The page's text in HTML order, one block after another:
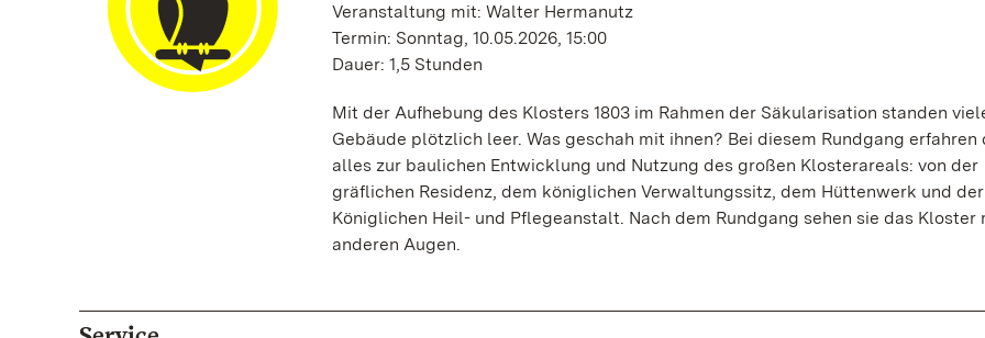
Veranstaltung mit: Walter Hermanutz
Termin: Sonntag, 10.05.2026, 15:00
Dauer: 1,5 Stunden
Mit der Aufhebung des Klosters 1803 im Rahmen der Säkularisation standen
Gebäude plötzlich leer. Was geschah mit ihnen? Bei diesem Rundgang erfahren
alles zur baulichen Entwicklung und Nutzung des großen Klosterareals: von der
gräflichen Residenz, dem königlichen Verwaltungssitz, dem Hüttenwerk und der
Königlichen Heil- und Pflegeanstalt. Nach dem Rundgang sehen sie das Kloster
anderen Augen.